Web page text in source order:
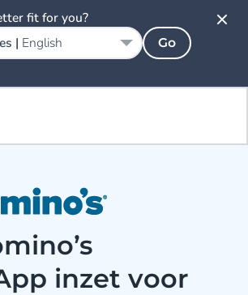
inzet voor
fit for you?
| English Go